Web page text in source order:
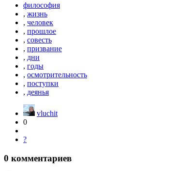
философия
, жизнь
, человек
, прошлое
, совесть
, призвание
, дни
, годы
, осмотрительность
, поступки
, деянья
vluchit
0
?
0 комментариев